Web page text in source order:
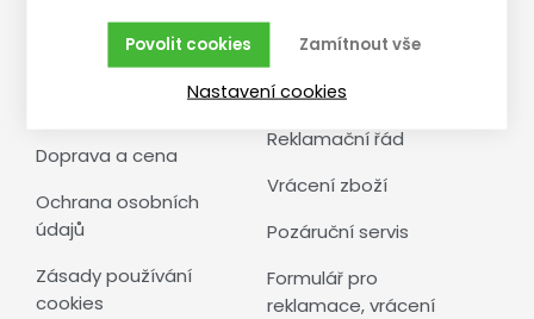
Vše o nákupu
Doprava a cena
Ochrana osobních
údajů
Zásady používání
cookies
Reklamace,
vrácení, servis
Reklamační řád
Vrácení zboží
Pozáruční servis
Formulář pro
reklamace, vrácení
Zamítnout vše
Povolit cookies
Nastavení cookies